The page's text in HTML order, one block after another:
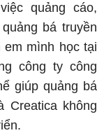
quảng cáo,
bá truyền
em mình học tại
công ty công
giúp quảng bá
Creatica không